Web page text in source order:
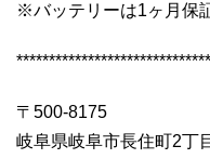
※バッテリーは1ヶ月保
〒500-8175
岐阜県岐阜市長住町2丁